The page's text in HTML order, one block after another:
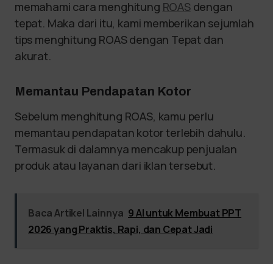
memahami cara menghitung ROASdengan
tepat. Maka dari itu, kami memberikan sejumlah
tips menghitung ROAS dengan Tepat dan
akurat.
Memantau Pendapatan Kotor
Sebelum menghitung ROAS, kamu perlu
memantau pendapatan kotor terlebih dahulu.
Termasuk di dalamnya mencakup penjualan
produk atau layanan dari iklan tersebut.
Baca Artikel Lainnya 9 AI untuk Membuat PPT
2026 yang Praktis, Rapi, dan Cepat Jadi